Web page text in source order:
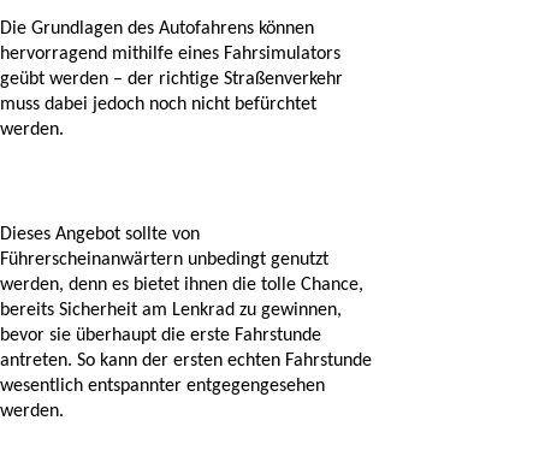
Die Grundlagen des Autofahrens können
hervorragend mithilfe eines Fahrsimulators
geübt werden – der richtige Straßenverkehr
muss dabei jedoch noch nicht befürchtet
werden.
Dieses Angebot sollte von
Führerscheinanwärtern unbedingt genutzt
werden, denn es bietet ihnen die tolle Chance,
bereits Sicherheit am Lenkrad zu gewinnen,
bevor sie überhaupt die erste Fahrstunde
antreten. So kann der ersten echten Fahrstunde
wesentlich entspannter entgegengesehen
werden.